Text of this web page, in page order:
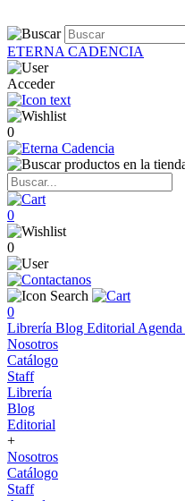
ETERNA CADENCIA
Acceder
0
0
0
0
Librería Blog Editorial Agenda
Nosotros
Catálogo
Staff
Librería
Blog
Editorial
+
Nosotros
Catálogo
Staff